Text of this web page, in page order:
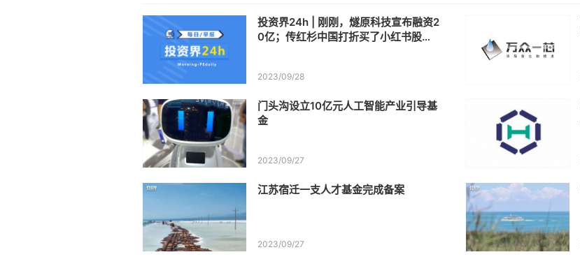
投资界24h | 刚刚，燧原科技宣布融资2
0亿；传红杉中国打折买了小红书股
2023/09/28
门头沟设立10亿元人工智能产业引导基
金
2023/09/27
江苏宿迁一支人才基金完成备案
2023/09/27